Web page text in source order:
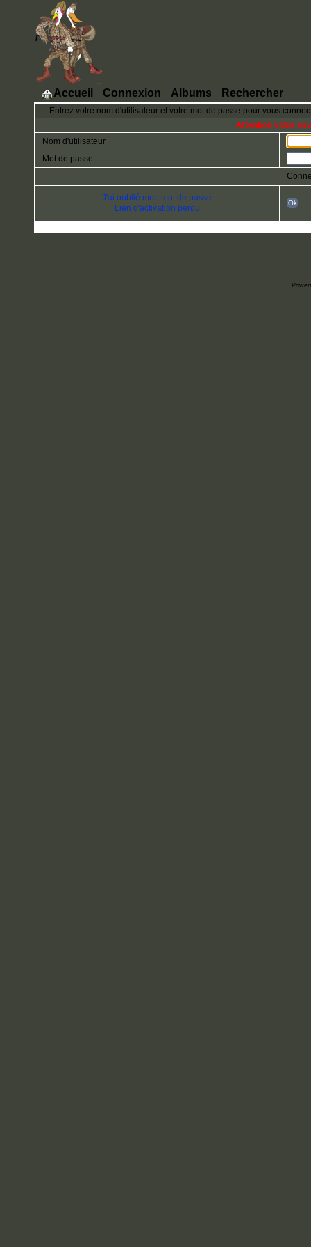
Accueil Connexion Albums Rechercher
Entrez votre nom d'utilisateur et votre mot de passe pour vous
Attention votre
Nom d'utilisateur
Mot de passe
J'ai oublié mon mot de passe
Lien d'activation perdu
Ok